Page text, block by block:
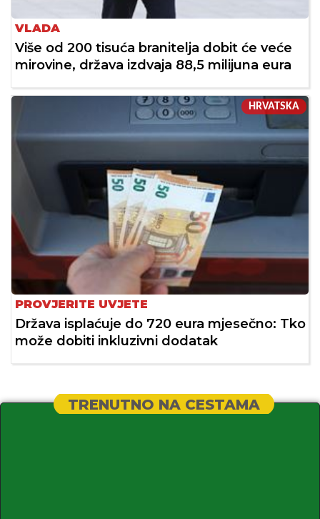
VLADA
Više od 200 tisuća branitelja dobit će veće
mirovine, država izdvaja 88,5 milijuna eura
HRVATSKA
PROVJERITE UVJETE
Država isplaćuje do 720 eura mjesečno: Tko
može dobiti inkluzivni dodatak
TRENUTNO NA CESTAMA